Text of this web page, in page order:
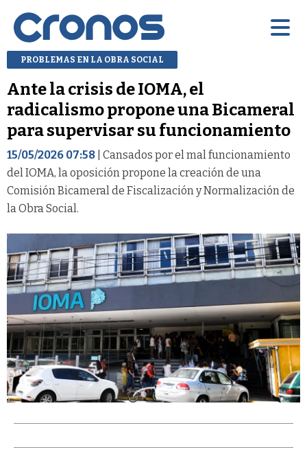
PROBLEMAS EN LA OBRA SOCIAL
Ante la crisis de IOMA, el
radicalismo propone una Bicameral
para supervisar su funcionamiento
15/05/2026 07:58 | Cansados por el mal funcionamiento
del IOMA, la oposición propone la creación de una
Comisión Bicameral de Fiscalización y Normalización de
la Obra Social.